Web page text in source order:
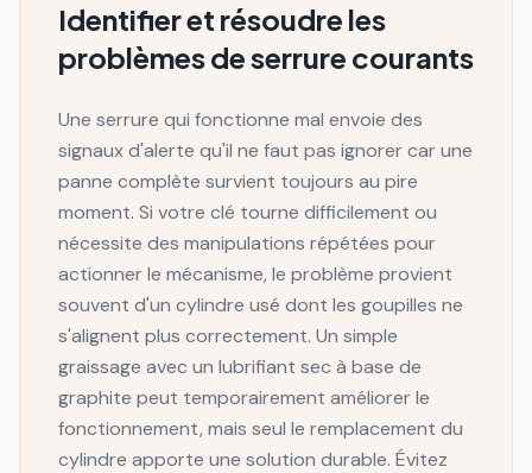
Identifier et résoudre les
problèmes de serrure courants
Une serrure qui fonctionne mal envoie des
signaux d'alerte qu'il ne faut pas ignorer car une
panne complète survient toujours au pire
moment. Si votre clé tourne difficilement ou
nécessite des manipulations répétées pour
actionner le mécanisme, le problème provient
souvent d'un cylindre usé dont les goupilles ne
s'alignent plus correctement. Un simple
graissage avec un lubrifiant sec à base de
graphite peut temporairement améliorer le
fonctionnement, mais seul le remplacement du
cylindre apporte une solution durable. Évitez